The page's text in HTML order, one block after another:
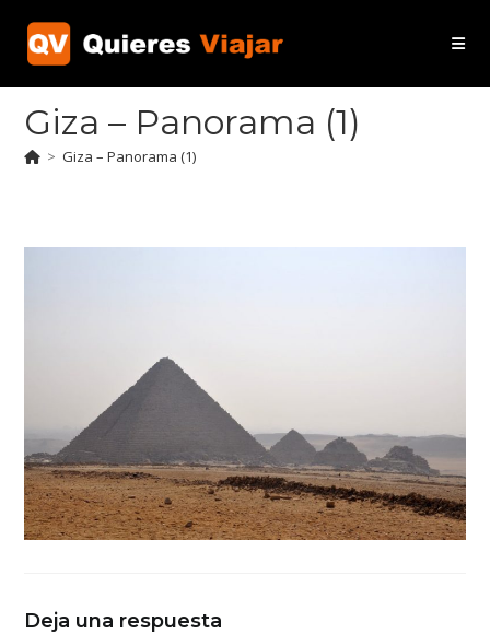
contenido
Giza – Panorama (1)
> Giza – Panorama (1)
Deja una respuesta